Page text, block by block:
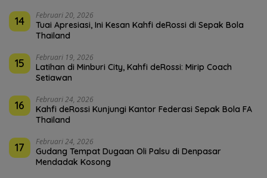
14 Februari 20, 2026
Tuai Apresiasi, Ini Kesan Kahfi deRossi di Sepak Bola
Thailand
15 Februari 19, 2026
Latihan di Minburi City, Kahfi deRossi: Mirip Coach
Setiawan
16 Februari 24, 2026
Kahfi deRossi Kunjungi Kantor Federasi Sepak Bola FA
Thailand
17 Februari 24, 2026
Gudang Tempat Dugaan Oli Palsu di Denpasar
Mendadak Kosong